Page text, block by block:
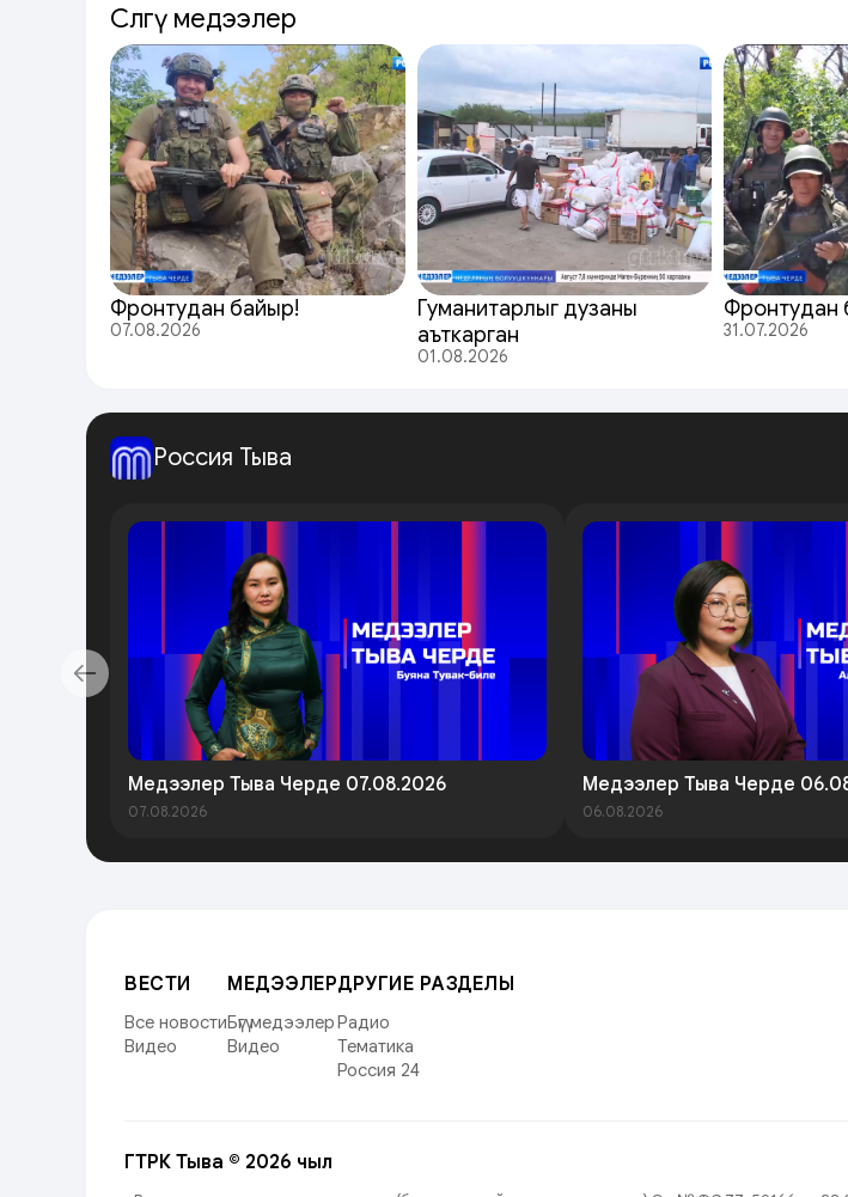
Сөөлгү медээлер
Фронтудан байыр!
07.08.2026
Гуманитарлыг дузаны
аъткарган
01.08.2026
Фронтудан
31.07.2026
Россия Тыва
Медээлер Тыва Черде 07.08.2026
07.08.2026
Медээлер Тыва Черде
06.08.2026
ВЕСТИ
Все новости
Видео
МЕДЭЭЛЕР
Бүгү медээлер
Видео
ДРУГИЕ РАЗДЕЛЫ
Радио
Тематика
Россия 24
ГТРК Тыва © 2026 чыл